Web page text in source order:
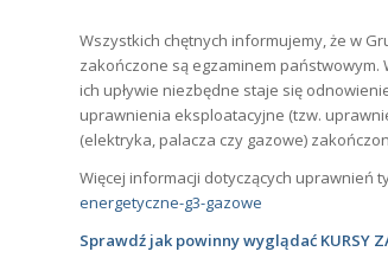
Wszystkich chętnych informujemy, że w
zakończone są egzaminem państwowym.
ich upływie niezbędne staje się
uprawnienia eksploatacyjne (tzw.
(elektryka, palacza czy gazowe)
Więcej informacji dotyczących uprawnień
energetyczne-g3-gazowe
Sprawdź jak powinny wyglądać KURSY